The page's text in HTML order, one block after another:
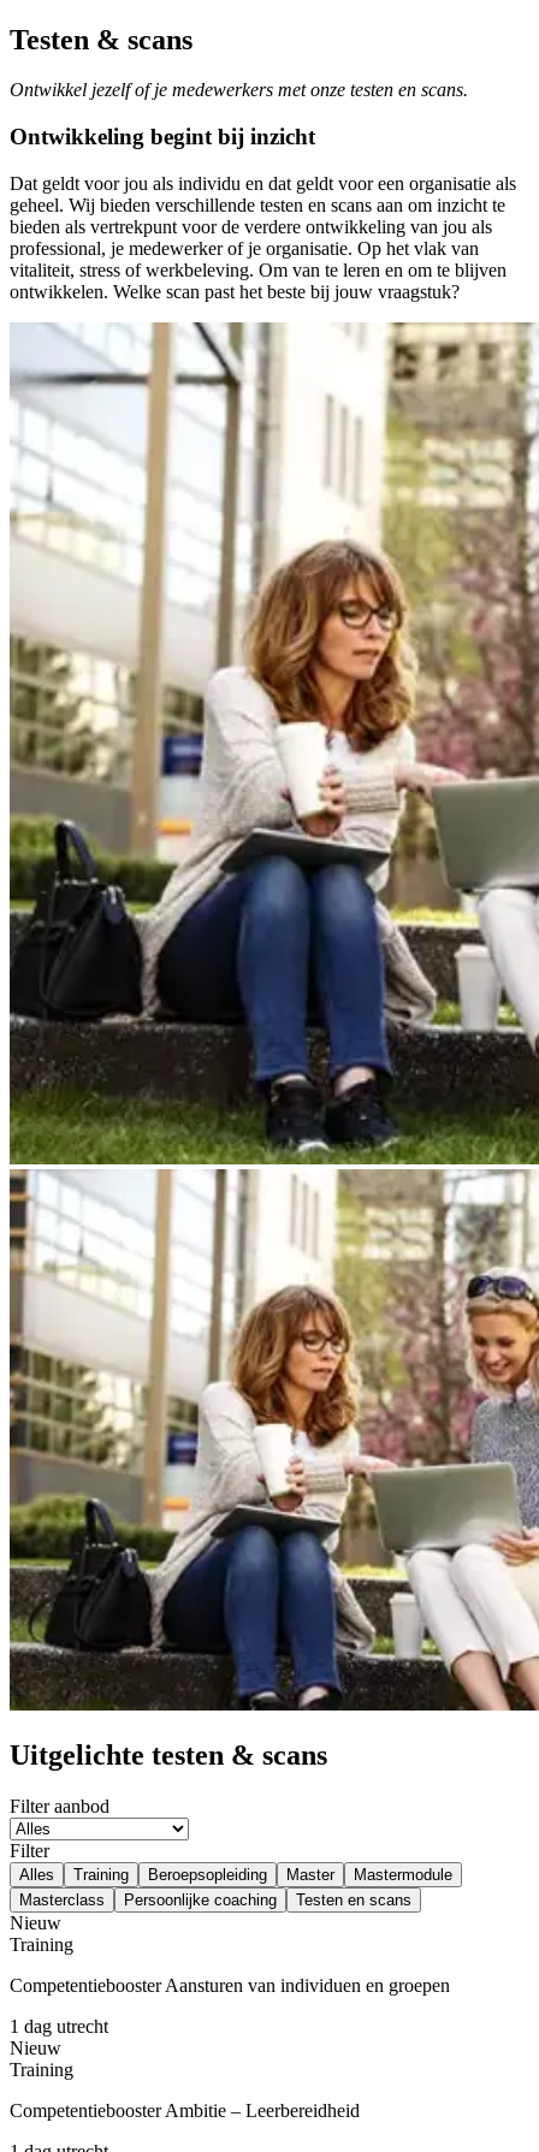
Testen & scans
Ontwikkel jezelf of je medewerkers met onze testen en scans.
Ontwikkeling begint bij inzicht
Dat geldt voor jou als individu en dat geldt voor een organisatie als
geheel. Wij bieden verschillende testen en scans aan om inzicht te
bieden als vertrekpunt voor de verdere ontwikkeling van jou als
professional, je medewerker of je organisatie. Op het vlak van
vitaliteit, stress of werkbeleving. Om van te leren en om te blijven
ontwikkelen. Welke scan past het beste bij jouw vraagstuk?
Uitgelichte testen & scans
Filter aanbod
Filter
Alles Training Beroepsopleiding Master
Mastermodule
Masterclass
Persoonlijke coaching Testen en scans
Nieuw
Training
Competentiebooster Aansturen van individuen en groepen
1 dag utrecht
Nieuw
Training
Competentiebooster Ambitie – Leerbereidheid